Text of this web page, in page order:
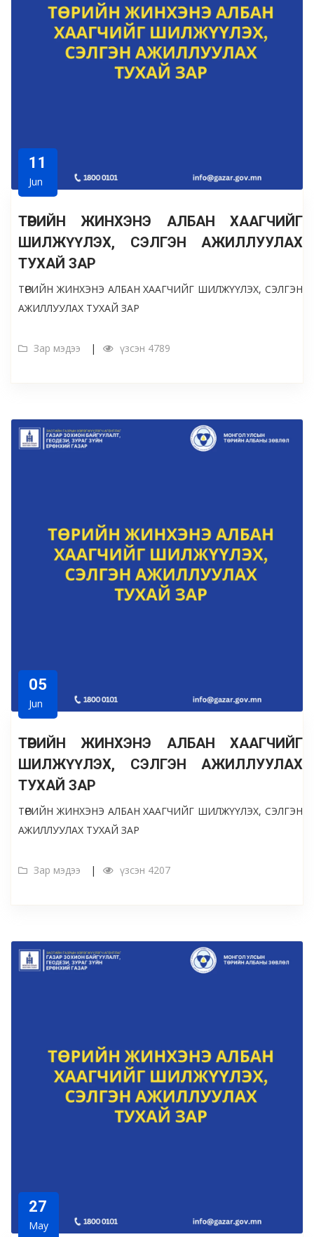
11
Jun
ТӨРИЙН ЖИНХЭНЭ АЛБАН ХААГЧИЙГ
ШИЛЖҮҮЛЭХ, СЭЛГЭН АЖИЛЛУУЛАХ
ТУХАЙ ЗАР
ТӨРИЙН ЖИНХЭНЭ АЛБАН ХААГЧИЙГ ШИЛЖҮҮЛЭХ, СЭЛГЭН
АЖИЛЛУУЛАХ ТУХАЙ ЗАР
Зар мэдээ үзсэн 4789
05
Jun
ТӨРИЙН ЖИНХЭНЭ АЛБАН ХААГЧИЙГ
ШИЛЖҮҮЛЭХ, СЭЛГЭН АЖИЛЛУУЛАХ
ТУХАЙ ЗАР
ТӨРИЙН ЖИНХЭНЭ АЛБАН ХААГЧИЙГ ШИЛЖҮҮЛЭХ, СЭЛГЭН
АЖИЛЛУУЛАХ ТУХАЙ ЗАР
Зар мэдээ үзсэн 4207
27
May